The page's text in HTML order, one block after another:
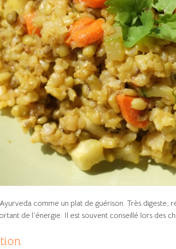
comme un plat de guérison. Très digeste,
de l’énergie. Il est souvent conseillé lors des